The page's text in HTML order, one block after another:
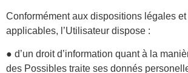
Conformément aux dispositions légales
applicables, l’Utilisateur dispose :
● d’un droit d’information quant à la
des Possibles traite ses donnés